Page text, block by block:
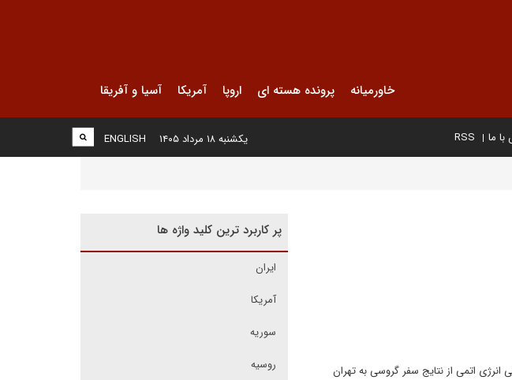
خاورمیانه پرونده هسته ای اروپا آمریکا آسیا و آفریقا
ما RSS
ENGLISH یکشنبه ۱۸ مرداد ۱۴۰۵
اتمی از نتایج سفر گروسی به تهران
پر کاربرد ترین کلید واژه ها
ایران
آمریکا
سوریه
روسیه